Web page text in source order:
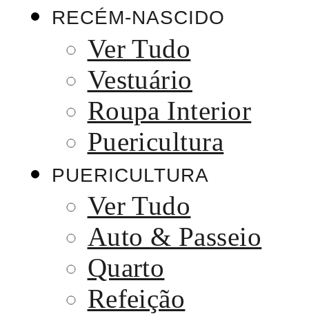
RECÉM-NASCIDO
Ver Tudo
Vestuário
Roupa Interior
Puericultura
PUERICULTURA
Ver Tudo
Auto & Passeio
Quarto
Refeição